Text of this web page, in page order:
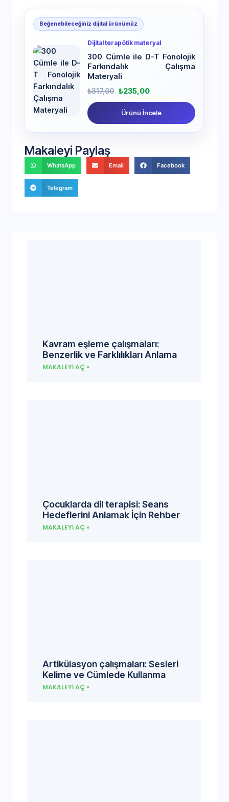
Beğenebileceğiniz dijital ürünümüz
Dijital terapötik materyal
300 Cümle ile D-T Fonolojik
Farkındalık Çalışma
Materyali
₺317,00 ₺235,00
Ürünü İncele
Makaleyi Paylaş
WhatsApp Email Facebook
Telegram
Kavram eşleme çalışmaları:
Benzerlik ve Farklılıkları Anlama
MAKALEYI AÇ »
Çocuklarda dil terapisi: Seans
Hedeflerini Anlamak İçin Rehber
MAKALEYI AÇ »
Artikülasyon çalışmaları: Sesleri
Kelime ve Cümlede Kullanma
MAKALEYI AÇ »